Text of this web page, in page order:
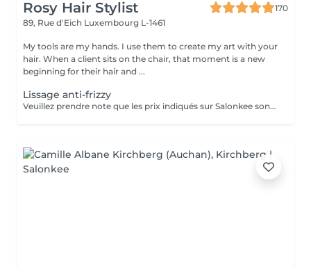
Rosy Hair Stylist
170
89, Rue d'Eich Luxembourg L-1461
My tools are my hands. I use them to create my art with your
hair. When a client sits on the chair, that moment is a new
beginning for their hair and ...
Lissage anti-frizzy
Veuillez prendre note que les prix indiqués sur Salonkee sont communiqués à titre informatif et s'entendent de base. Ces derniers sont susceptibles de varier selon le diagnostic réalisé à votre arrivée au salon et l'expertise du professionnel à qui vous confiez votre beauté. Dans tous les cas, un devis précis vous sera proposé et toutes réalisations de prestations seront effectuées avec votre accord. Un grand merci d'avance pour votre compréhension. Au plaisir de vous recevoir très vite.